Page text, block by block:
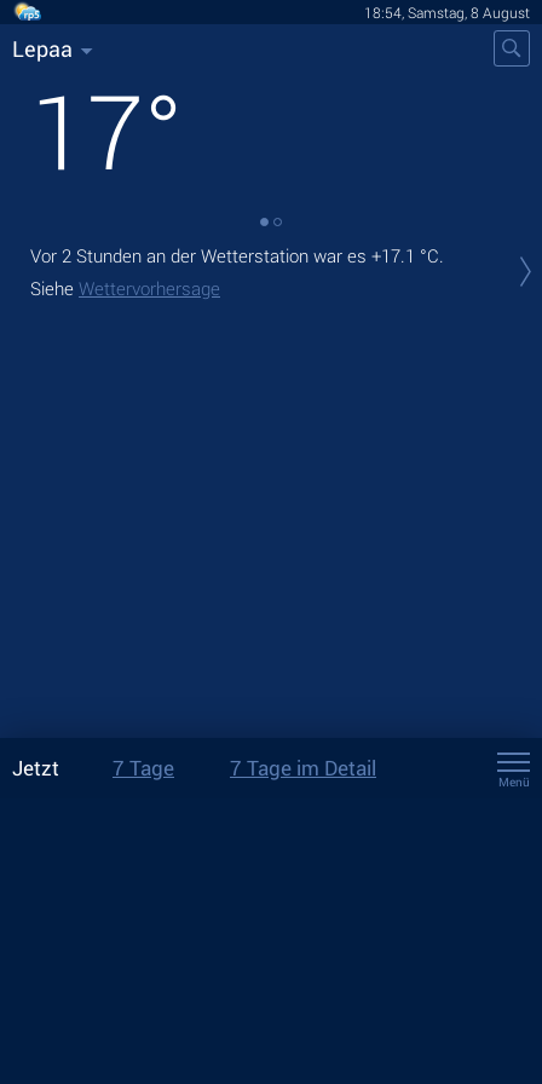
18:54, Samstag, 8 August
Lepaa
17°
Vor 2 Stunden an der Wetterstation war es +17.1 °C.
Siehe Wettervorhersage
Jetzt 7 Tage 7 Tage im Detail
Menü